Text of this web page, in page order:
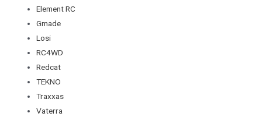
Element RC
Gmade
Losi
RC4WD
Redcat
TEKNO
Traxxas
Vaterra